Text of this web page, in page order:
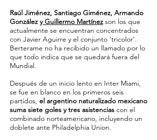
Raúl Jiménez, Santiago Giménez, Armando
González yGuillermo Martínez son los que
actualmente se encuentran concentrados
con Javier Aguirre y el conjunto ‘tricolor’.
Berterame no ha recibido un llamado por lo
que todo indica que se quedará fuera del
Mundial.
Después de un inicio lento en Inter Miami,
se fue en blanco en los primeros seis
partidos, el argentino naturalizado mexicano
suma siete goles y tres asistencias con el
combinado norteamericano, incluyendo un
doblete ante Philadelphia Union.